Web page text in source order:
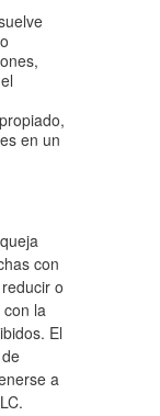
en un
con
o
la
El
a